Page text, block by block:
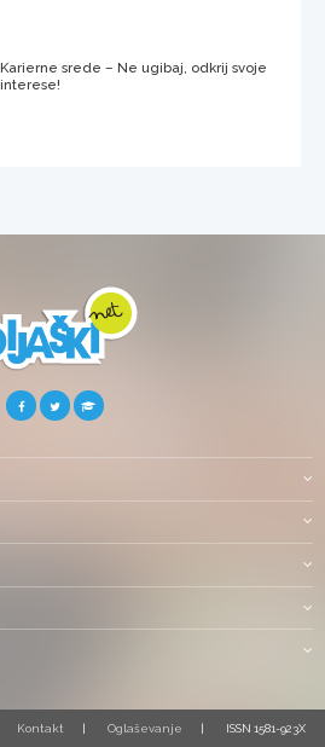
Karierne srede – Ne ugibaj, odkrij svoje
interese!
Kontakt Oglaševanje ISSN 1581-923X